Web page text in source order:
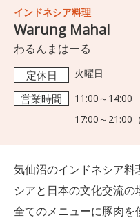
インドネシア料理
Warung Mahal
わるんまはーる
定休日 火曜日
営業時間
11:00～14:00
17:00～21:00
気仙沼のインドネシア
シアと日本の文化交流の
全てのメニューに豚肉